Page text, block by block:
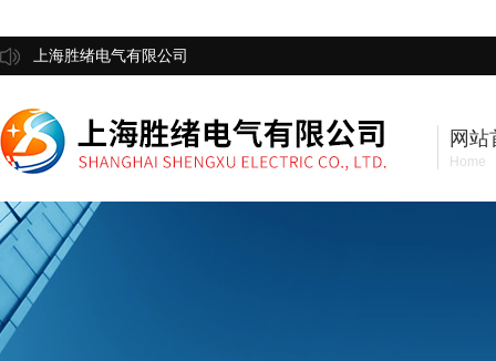
上海胜绪电气有限公司
网站
Home